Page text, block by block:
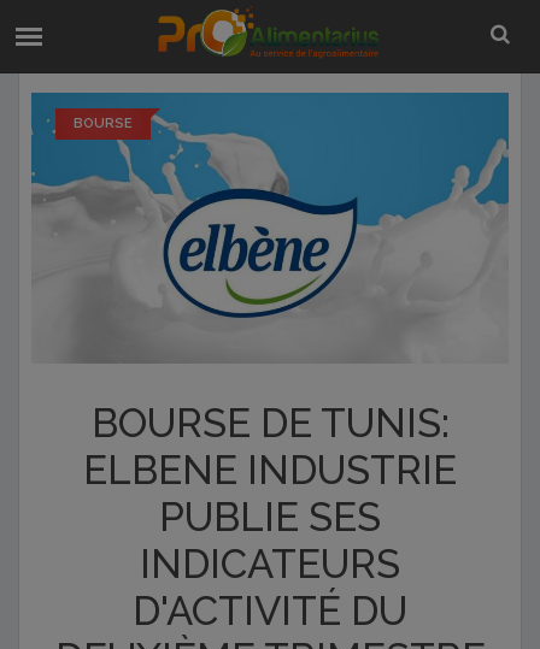
BOURSE
BOURSE DE TUNIS:
ELBENE INDUSTRIE
PUBLIE SES
INDICATEURS
D'ACTIVITÉ DU